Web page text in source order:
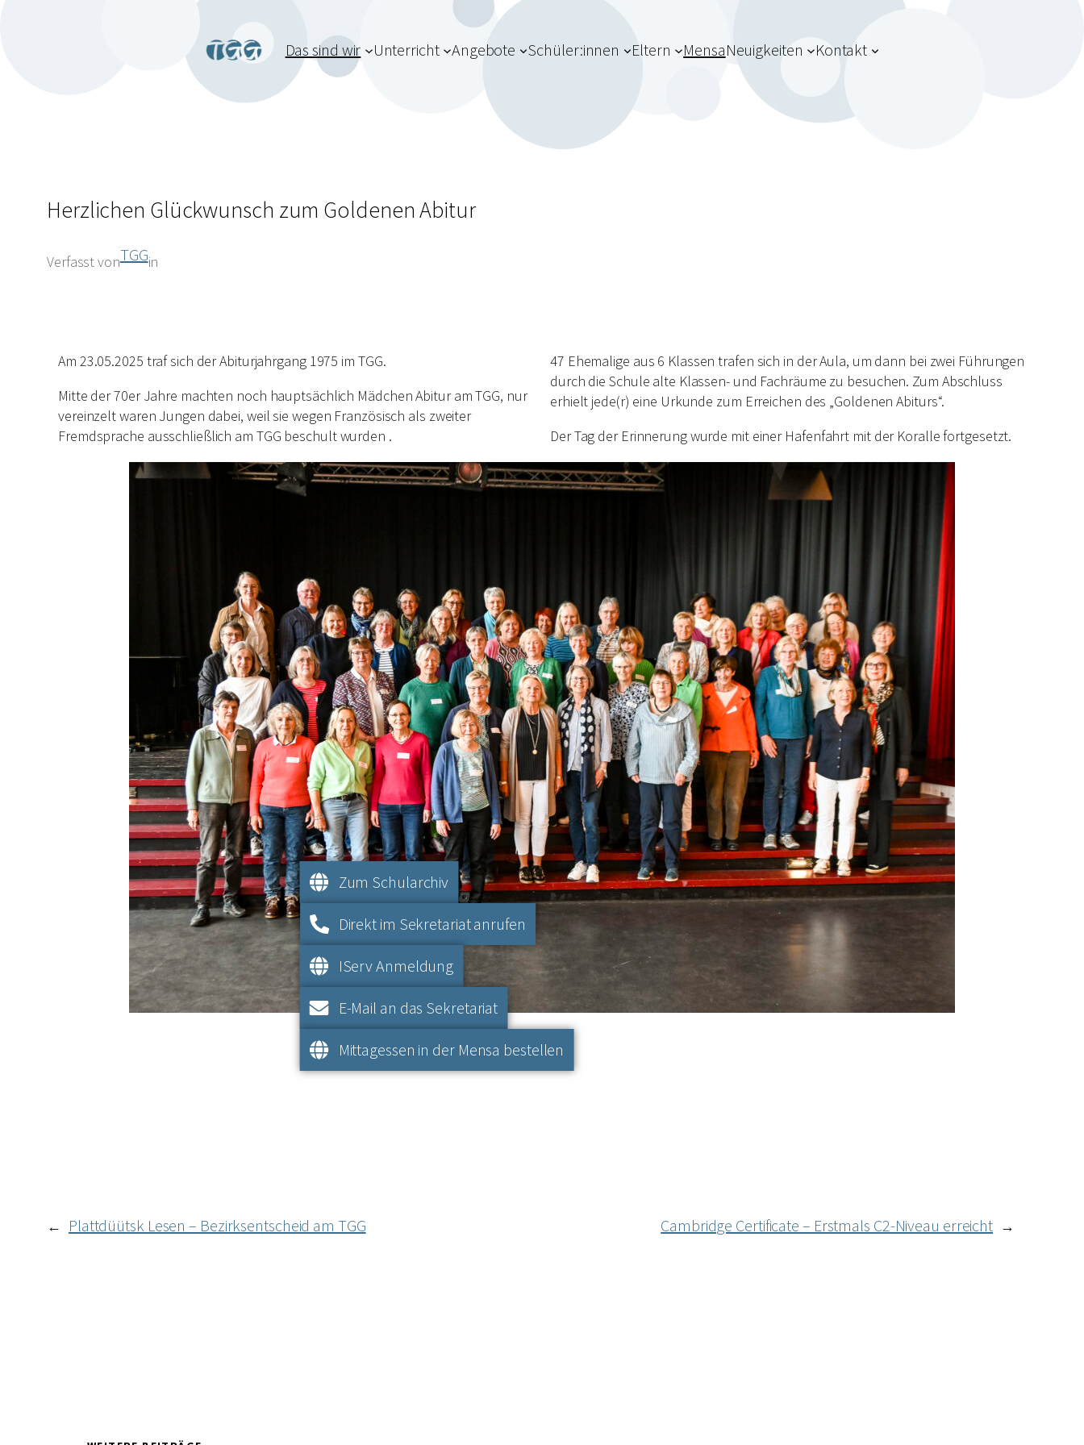
Das sind wir Unterricht Angebote Schüler:innen Eltern MensaNeuigkeiten Kontakt
Herzlichen Glückwunsch zum Goldenen Abitur
Verfasst vonTGGin
Am 23.05.2025 traf sich der Abiturjahrgang 1975 im TGG.
Mitte der 70er Jahre machten noch hauptsächlich Mädchen Abitur am TGG, nur
vereinzelt waren Jungen dabei, weil sie wegen Französisch als zweiter
Fremdsprache ausschließlich am TGG beschult wurden .
47 Ehemalige aus 6 Klassen trafen sich in der Aula, um dann bei zwei Führungen
durch die Schule alte Klassen- und Fachräume zu besuchen. Zum Abschluss
erhielt jede(r) eine Urkunde zum Erreichen des „Goldenen Abiturs“.
Der Tag der Erinnerung wurde mit einer Hafenfahrt mit der Koralle fortgesetzt.
← Plattdüütsk Lesen – Bezirksentscheid am TGG Cambridge Certificate – Erstmals C2-Niveau erreicht →
Zum Schularchiv
Direkt im Sekretariat anrufen
IServ Anmeldung
E-Mail an das Sekretariat
Mittagessen in der Mensa bestellen